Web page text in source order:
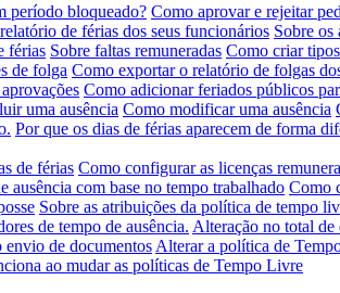
período bloqueado? Como aprovar e rejeitar
de férias dos seus funcionários Sobre os
férias Sobre faltas remuneradas Como criar
de folga Como exportar o relatório de folgas
Como adicionar feriados públicos
uma ausência Como modificar uma ausência
Por que os dias de férias aparecem de forma
de férias Como configurar as licenças
ausência com base no tempo trabalhado Como
Sobre as atribuições da política de tempo
de tempo de ausência. Alteração no total de
de documentos Alterar a política de
ao mudar as políticas de Tempo Livre